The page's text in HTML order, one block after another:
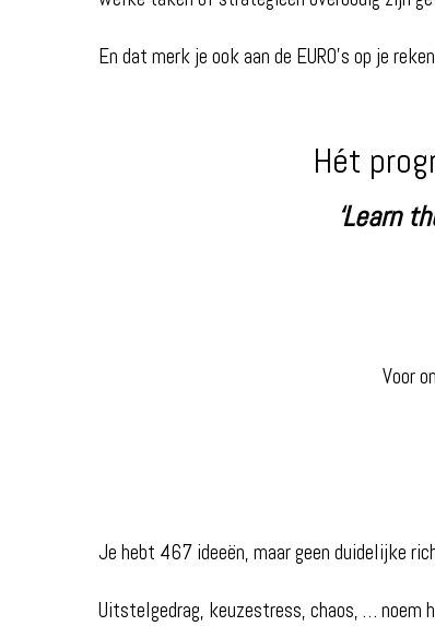
En dat merk je ook aan de EURO’s op je
Hét
‘Learn
Voor
Je hebt 467 ideeën, maar geen duidelijke
Uitstelgedrag, keuzestress, chaos, … noem